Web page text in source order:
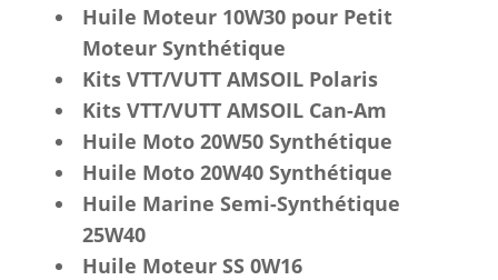
Huile Moteur 10W30 pour Petit
Moteur Synthétique
Kits VTT/VUTT AMSOIL Polaris
Kits VTT/VUTT AMSOIL Can-Am
Huile Moto 20W50 Synthétique
Huile Moto 20W40 Synthétique
Huile Marine Semi-Synthétique
25W40
Huile Moteur SS 0W16